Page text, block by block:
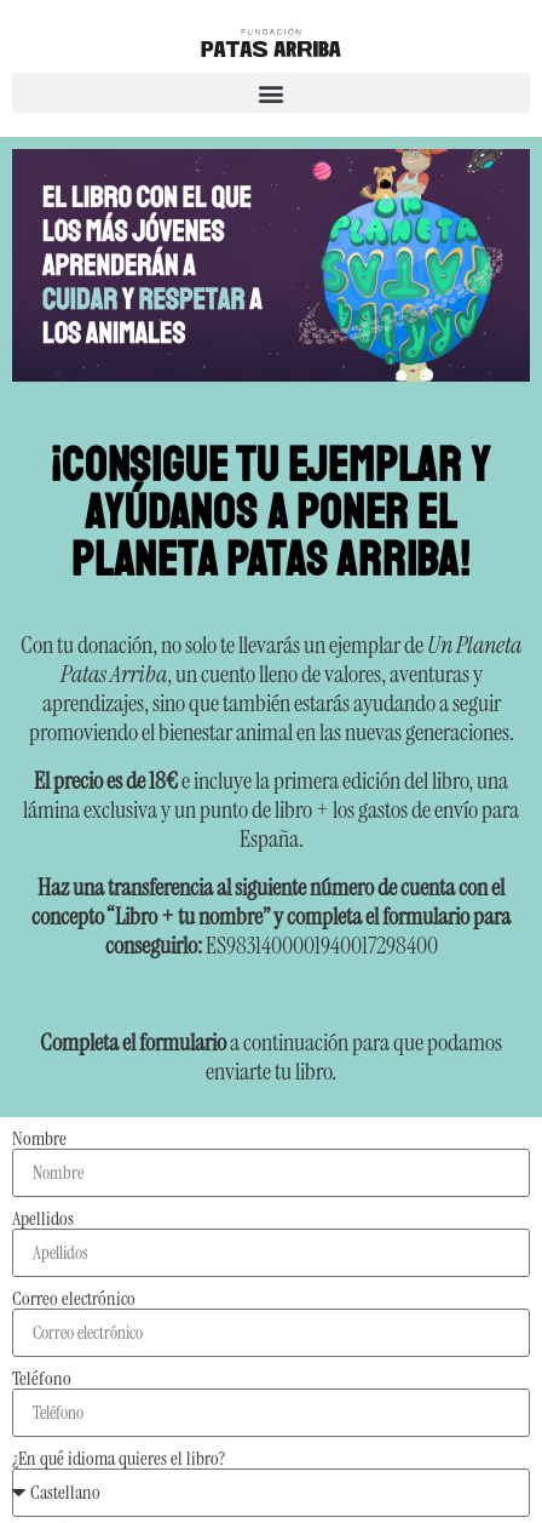
¡Consigue tu ejemplar y
ayúdanos a poner el
planeta patas arriba!
Con tu donación, no solo te llevarás un ejemplar deUn Planeta
Patas Arriba, un cuento lleno de valores, aventuras y
aprendizajes, sino que también estarás ayudando a seguir
promoviendo el bienestar animal en las nuevas generaciones.
El precio es de 18€e incluye la primera edición del libro, una
lámina exclusiva y un punto de libro + los gastos de envío para
España.
Haz una transferencia al siguiente número de cuenta con el
concepto “Libro + tu nombre” y completa el formulario para
conseguirlo:ES9831400001940017298400
Completa el formularioa continuación para que podamos
enviarte tu libro.
Nombre
Apellidos
Correo electrónico
Teléfono
¿En qué idioma quieres el libro?